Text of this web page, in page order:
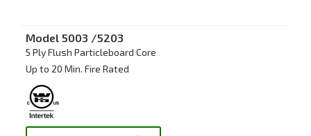
Model 5003 /5203
5 Ply Flush Particleboard Core
Up to 20 Min. Fire Rated